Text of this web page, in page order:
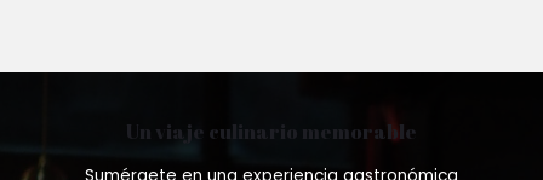
options
chosen
on
Un viaje culinario memorable